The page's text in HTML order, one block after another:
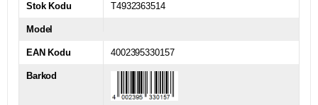
Stok Kodu T4932363514
Model
EAN Kodu 4002395330157
Barkod